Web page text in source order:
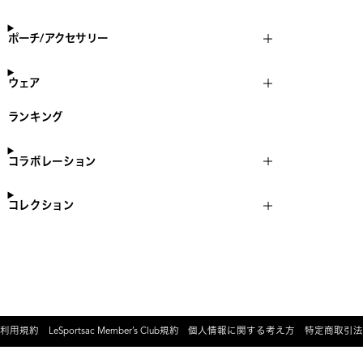
ポーチ/アクセサリー
ウェア
ランキング
コラボレーション
コレクション
利用規約 LeSportsac Member’s Club規約 個人情報に関する考え方 特定商取引